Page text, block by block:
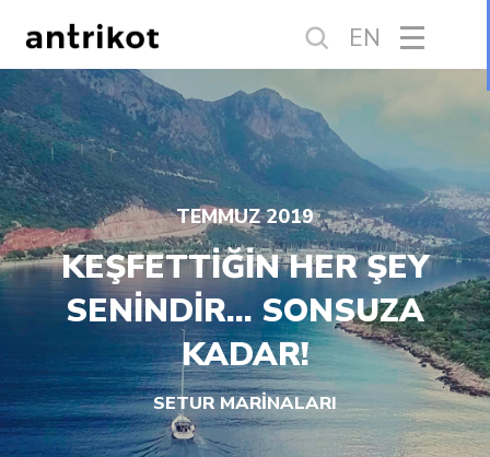
EN
TEMMUZ 2019
KEŞFETTİĞİN HER ŞEY
SENİNDİR… SONSUZA
KADAR!
SETUR MARİNALARI